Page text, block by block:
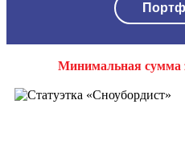
Минимальная сумма